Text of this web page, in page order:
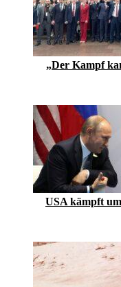
„Der Kampf
USA kämpft